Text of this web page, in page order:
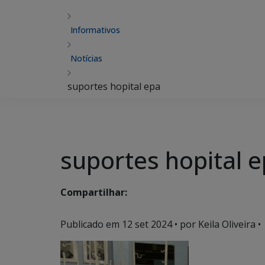
Informativos
Notícias
suportes hopital epa
suportes hopital
Compartilhar:
Publicado em 12 set 2024• por Keila Oliveira •